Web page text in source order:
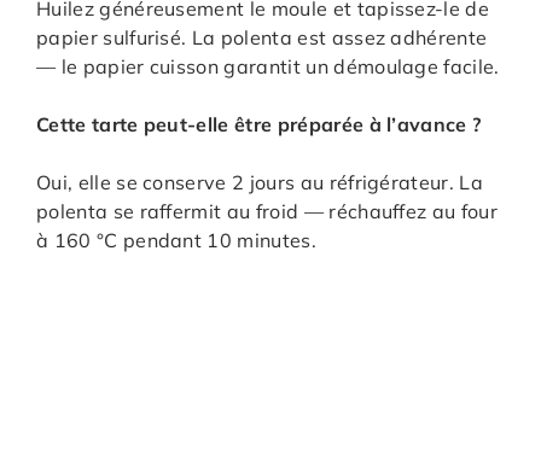
Huilez généreusement le moule et tapissez-le de
papier sulfurisé. La polenta est assez adhérente
— le papier cuisson garantit un démoulage facile.
Cette tarte peut-elle être préparée à l’avance ?
Oui, elle se conserve 2 jours au réfrigérateur. La
polenta se raffermit au froid — réchauffez au four
à 160 °C pendant 10 minutes.